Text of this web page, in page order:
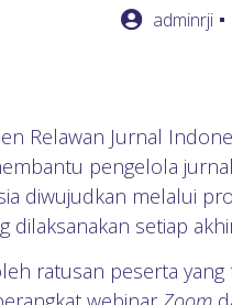
adminrji
Relawan Jurnal
pengelola
diwujudkan melalui
dilaksanakan setiap
ratusan peserta yang